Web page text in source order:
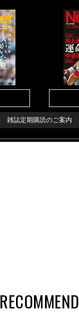
雑誌定期購読のご案内
RECOMMEND